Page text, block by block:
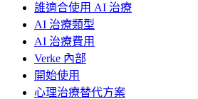
誰適合使用 AI 治療
AI 治療類型
AI 治療費用
Verke 內部
開始使用
心理治療替代方案